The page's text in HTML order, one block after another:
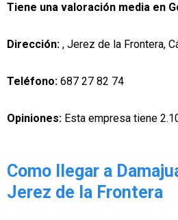
Tiene una valoración media en
Dirección: , Jerez de la Frontera,
Teléfono: 687 27 82 74
Opiniones: Esta empresa tiene
Como llegar a
Jerez de la Frontera